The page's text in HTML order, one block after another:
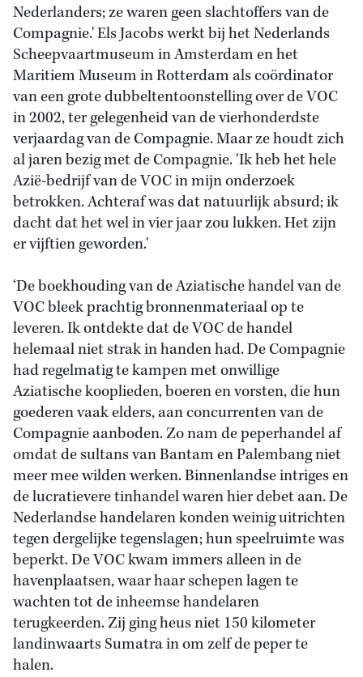
Nederlanders; ze waren geen slachtoffers van de
Compagnie.' Els Jacobs werkt bij het Nederlands
Scheepvaartmuseum in Amsterdam en het
Maritiem Museum in Rotterdam als coördinator
van een grote dubbeltentoonstelling over de VOC
in 2002, ter gelegenheid van de vierhonderdste
verjaardag van de Compagnie. Maar ze houdt zich
al jaren bezig met de Compagnie. ‘Ik heb het hele
Azië-bedrijf van de VOC in mijn onderzoek
betrokken. Achteraf was dat natuurlijk absurd; ik
dacht dat het wel in vier jaar zou lukken. Het zijn
er vijftien geworden.'
‘De boekhouding van de Aziatische handel van de
VOC bleek prachtig bronnenmateriaal op te
leveren. Ik ontdekte dat de VOC de handel
helemaal niet strak in handen had. De Compagnie
had regelmatig te kampen met onwillige
Aziatische kooplieden, boeren en vorsten, die hun
goederen vaak elders, aan concurrenten van de
Compagnie aanboden. Zo nam de peperhandel af
omdat de sultans van Bantam en Palembang niet
meer mee wilden werken. Binnenlandse intriges en
de lucratievere tinhandel waren hier debet aan. De
Nederlandse handelaren konden weinig uitrichten
tegen dergelijke tegenslagen; hun speelruimte was
beperkt. De VOC kwam immers alleen in de
havenplaatsen, waar haar schepen lagen te
wachten tot de inheemse handelaren
terugkeerden. Zij ging heus niet 150 kilometer
landinwaarts Sumatra in om zelf de peper te
halen.